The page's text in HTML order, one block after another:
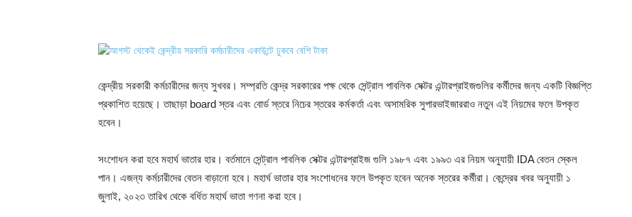
কেন্দ্রীয় সরকারী কর্মচারীদের জন্য সুখবর। সম্প্রতি কেন্দ্র সরকারের পক্ষ থেকে সেন্ট্রাল পাবলিক সেক্টর এন্টারপ্রাইজগুলির কর্মীদের জন্য একটি বিজ্ঞপ্তি
প্রকাশিত হয়েছে। তাছাড়া board স্তর এবং বোর্ড স্তরে নিচের স্তরের কর্মকর্তা এবং অসামরিক সুপারভাইজাররাও নতুন এই নিয়মের ফলে উপকৃত
হবেন।
সংশোধন করা হবে মহার্ঘ ভাতার হার। বর্তমানে সেন্ট্রাল পাবলিক সেক্টর এন্টারপ্রাইজ গুলি ১৯৮৭ এবং ১৯৯৩ এর নিয়ম অনুযায়ী IDA বেতন স্কেল
পান। এজন্য কর্মচারীদের বেতন বাড়ানো হবে। মহার্ঘ ভাতার হার সংশোধনের ফলে উপকৃত হবেন অনেক স্তরের কর্মীরা। কেন্দ্রের খবর অনুযায়ী ১
জুলাই, ২০২৩ তারিখ থেকে বর্ধিত মহার্ঘ ভাতা গণনা করা হবে।